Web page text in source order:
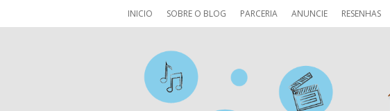
INICIO SOBRE O BLOG PARCERIA ANUNCIE RESENHAS